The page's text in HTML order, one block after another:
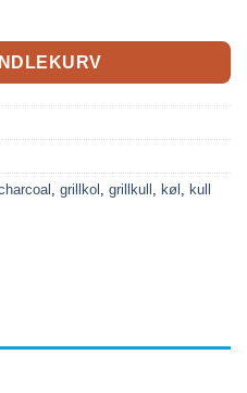
, grillkol , grillkull , køl , kull